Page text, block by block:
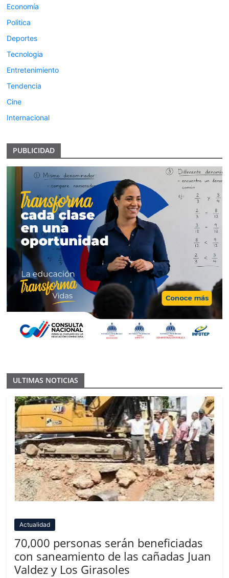
Economía
Politica
Deportes
Tecnologia
Entretenimiento
Tendencia
Cine
Internacional
PUBLICIDAD
ULTIMAS NOTICIAS
Actualidad
70,000 personas serán beneficiadas
con saneamiento de las cañadas Juan
Valdez y Los Girasoles